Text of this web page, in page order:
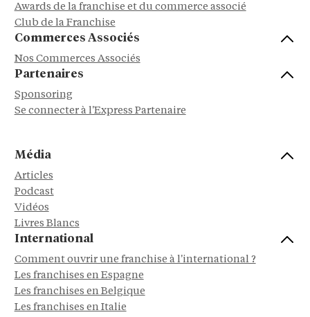
Awards de la franchise et du commerce associé
Club de la Franchise
Commerces Associés
Nos Commerces Associés
Partenaires
Sponsoring
Se connecter à l'Express Partenaire
Média
Articles
Podcast
Vidéos
Livres Blancs
International
Comment ouvrir une franchise à l'international ?
Les franchises en Espagne
Les franchises en Belgique
Les franchises en Italie